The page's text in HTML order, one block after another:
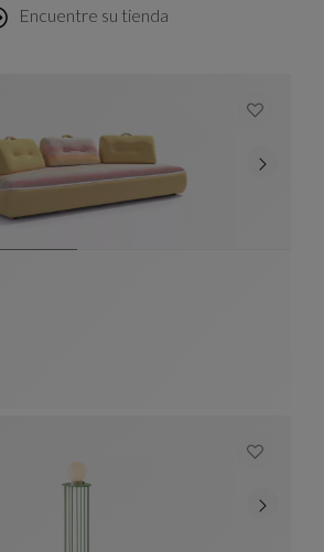
Encuentre su tienda